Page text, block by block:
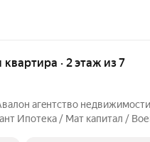
квартира · 2 этаж из 7
aгeнтство недвижимости
Ипотека / Maт кaпитaл /